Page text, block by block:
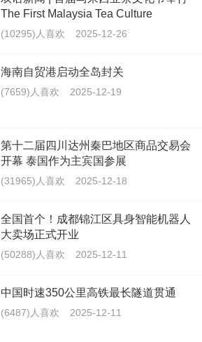
The First Malaysia Tea Culture
Festival Held in Kuala Lumpur
(10295)人喜欢 2025-12-26
海南自贸港启动全岛封关
(7659)人喜欢 2025-12-19
第十二届四川达州秦巴地区商品交易会
开幕 泰国作为主宾国参展
(31965)人喜欢 2025-12-18
全国首个！成都锦江区具身智能机器人
大卖场正式开业
(50288)人喜欢 2025-12-11
中国时速350公里高铁最长隧道贯通
(6487)人喜欢 2025-12-11